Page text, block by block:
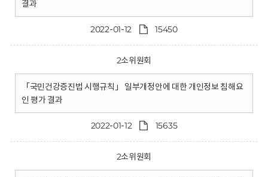
결과
2022-01-12 15450
2소위원회
「국민건강증진법 시행규칙」 일부개정안에 대한 개인정보 침해요
인 평가 결과
2022-01-12 15635
2소위원회